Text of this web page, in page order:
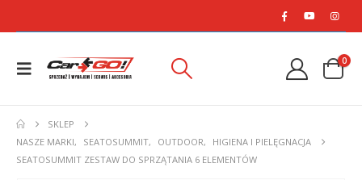
0
SKLEP
NASZE MARKI, SEATOSUMMIT, OUTDOOR,
HIGIENA I PIELĘGNACJA
SEATOSUMMIT ZESTAW DO SPRZĄTANIA 6 ELEMENTÓW